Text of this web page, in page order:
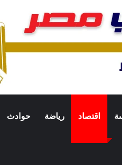
اقتصاد رياضة حوادث